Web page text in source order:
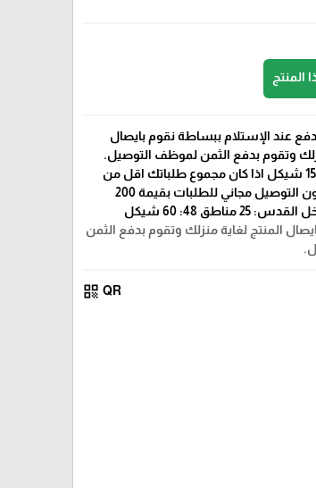
المنتج
عند الإستلام ببساطة نقوم بايصال
وتقوم بدفع الثمن لموظف التوصيل.
الضفة الغربية: 15 شيكل اذا كان مجموع طلباتك اقل من
100 شيكل ويكون التوصيل مجاني للطلبات بقيمة 200
مناطق 48: 60 شيكل
المنتج لغاية منزلك وتقوم بدفع الثمن
QR
qr_code